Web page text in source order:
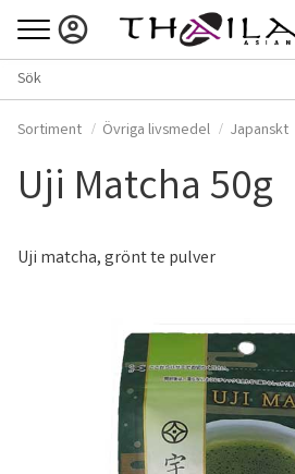
Sortiment Övriga livsmedel Japanskt
Uji Matcha 50g
Uji matcha, grönt te pulver